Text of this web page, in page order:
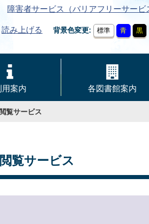
障害者サービス（バリアフリーサービ
読み上げる 背景色変更 標準 青 黒
用案内 各図書館案内
覧サービス
覧サービス